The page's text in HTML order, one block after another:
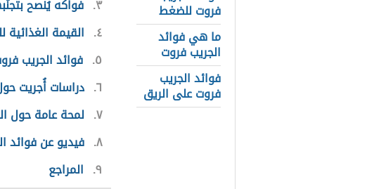
فروت للضغط
ما هي فوائد
الجريب فروت
فوائد الجريب
فروت على الريق
٣ فواكه يُنصح
٤ القيمة الغذائية
٥ فوائد الجريب
٦ دراسات أُجريت
٧ لمحة عامة حول
٨ فيديو عن فوائد
٩ المراجع